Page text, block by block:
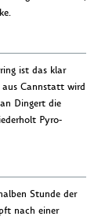
ist das klar
aus Cannstatt wird
Dingert die
Pyro-
Stunde der
nach einer